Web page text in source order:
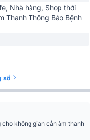
Nhà hàng, Shop thời
Thanh Thông Báo Bệnh
số
cho không gian cần âm thanh